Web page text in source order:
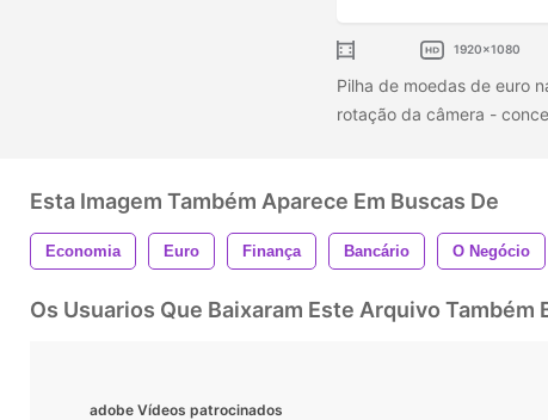
1920x1080
Pilha de moedas de euro
rotação da câmera -
Esta Imagem Também Aparece Em Buscas De
Economia Euro Finança Bancário O Negócio
Os Usuarios Que Baixaram Este Arquivo Também
adobe Vídeos patrocinados